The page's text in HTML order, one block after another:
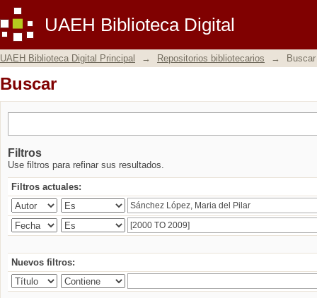
UAEH Biblioteca Digital
Buscar
UAEH Biblioteca Digital Principal → Repositorios bibliotecarios → Buscar
Buscar
Filtros
Use filtros para refinar sus resultados.
Filtros actuales:
Nuevos filtros: